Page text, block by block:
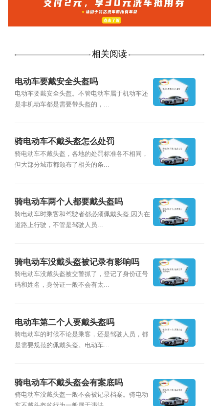
相关阅读
电动车要戴安全头盔吗
电动车要戴安全头盔。不管电动车属于机动车还
是非机动车都是需要带头盔的，...
骑电动车不戴头盔怎么处罚
骑电动车不戴头盔，各地的处罚标准各不相同，
但大部分城市都颁布了相关的条...
骑电动车两个人都要戴头盔吗
骑电动车时乘客和驾驶者都必须佩戴头盔;因为在
道路上行驶，不管是驾驶人员...
骑电动车没戴头盔被记录有影响吗
骑电动车没戴头盔被交警抓了，登记了身份证号
码和姓名，身份证一般不会有太...
电动车第二个人要戴头盔吗
骑电动车的时候不论是乘客，还是驾驶人员，都
是需要规范的佩戴头盔。电动车...
骑电动车不戴头盔会有案底吗
骑电动车没戴头盔一般不会被记录档案。骑电动